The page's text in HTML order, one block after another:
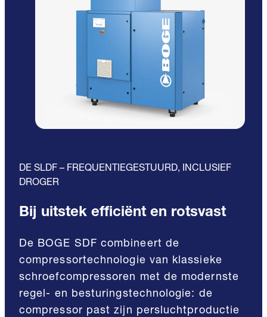
DE SLDF – FREQUENTIEGESTUURD, INCLUSIEF
DROGER
Bij uitstek efficiënt en rotsvast
De BOGE SDF combineert de
compressortechnologie van klassieke
schroefcompressoren met de modernste
regel- en besturingstechnologie: de
compressor past zijn persluchtproductie